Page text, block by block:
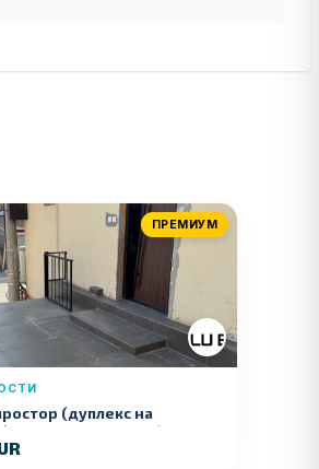
ПРЕМИУМ
(дуплекс на
– Ул. Стојан Арсов бр. 1,